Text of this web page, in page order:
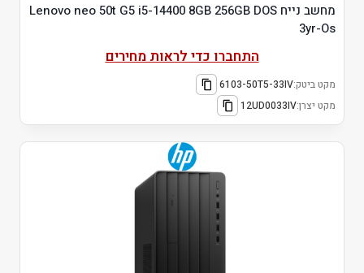
מחשב נייח Lenovo neo 50t G5 i5-14400 8GB 256GB DOS
3yr-Os
התחברו כדי לראות מחירים
מקט ביטק:6103-50T5-33IV
מקט יצרן:12UD0033IV